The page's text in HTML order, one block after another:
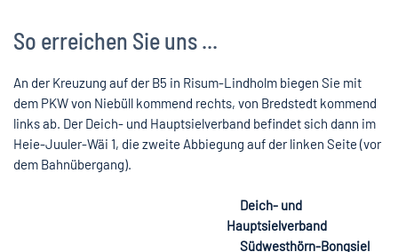
So erreichen Sie uns ...
An der Kreuzung auf der B5 in Risum-Lindholm biegen Sie mit
dem PKW von Niebüll kommend rechts, von Bredstedt kommend
links ab. Der Deich- und Hauptsielverband befindet sich dann im
Heie-Juuler-Wäi 1, die zweite Abbiegung auf der linken Seite (vor
dem Bahnübergang).
Deich- und
Hauptsielverband
Südwesthörn-Bongsiel